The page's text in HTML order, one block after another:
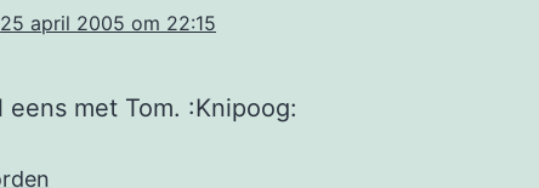
25 april 2005 om 22:15
eens met Tom. :Knipoog: